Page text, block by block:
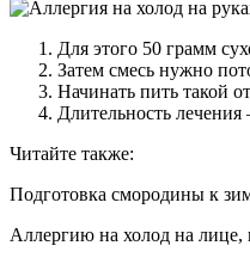
Для этого 50 грамм
Затем смесь нужно
Начинать пить такой
Длительность лечения
Читайте также:
Подготовка смородины к
Аллергию на холод на лице,